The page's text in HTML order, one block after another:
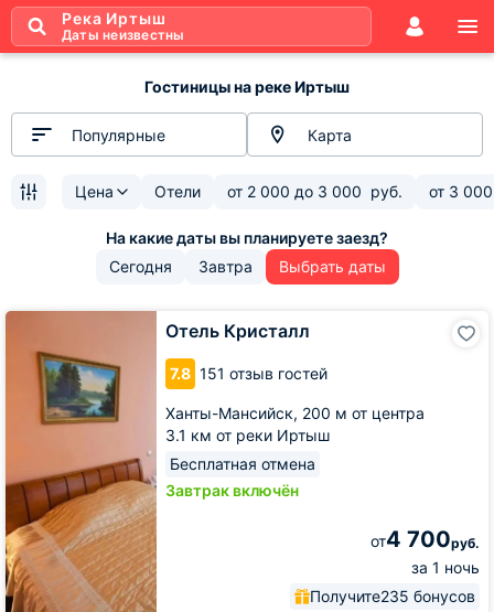
Река Иртыш
Даты неизвестны
Гостиницы на реке Иртыш
Популярные Карта
Цена Отели от 2 000 до 3 000 руб. от 3 000
Сегодня Завтра Выбрать даты
Отель Кристалл
7.8 151 отзыв гостей
Ханты-Мансийск, 200 м от центра
3.1 км от реки Иртыш
Бесплатная отмена
Завтрак включён
от4 700руб.
за 1 ночь
Получите235 бонусов
Отель